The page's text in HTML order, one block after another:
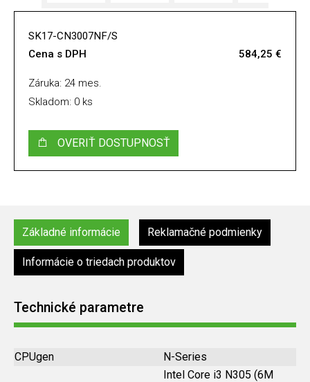
SK17-CN3007NF/S
Cena s DPH
584,25 €
Záruka: 24 mes.
Skladom: 0 ks
OVERIŤ DOSTUPNOSŤ
Základné informácie Reklamačné podmienky
Informácie o triedach produktov
Technické parametre
CPUgen N-Series
Intel Core i3 N305 (6M